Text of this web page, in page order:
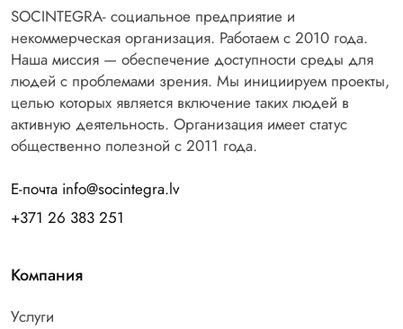
SOCINTEGRA- социальное предприятие и
некоммерческая организация. Работаем с 2010 года.
Наша миссия — обеспечение доступности среды для
людей с проблемами зрения. Мы инициируем проекты,
целью которых является включение таких людей в
активную деятельность. Организация имеет статус
общественно полезной с 2011 года.
Е-почта info@socintegra.lv
+371 26 383 251
Компания
Услуги